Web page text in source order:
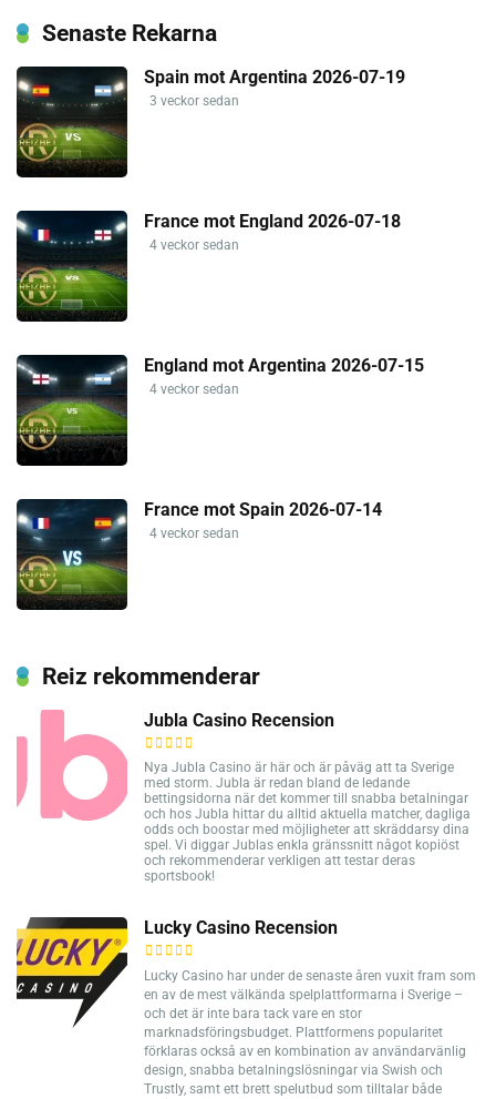
Senaste Rekarna
Spain mot Argentina 2026-07-19
3 veckor sedan
France mot England 2026-07-18
4 veckor sedan
England mot Argentina 2026-07-15
4 veckor sedan
France mot Spain 2026-07-14
4 veckor sedan
Reiz rekommenderar
Jubla Casino Recension
Nya Jubla Casino är här och är påväg att ta Sverige
med storm. Jubla är redan bland de ledande
bettingsidorna när det kommer till snabba betalningar
och hos Jubla hittar du alltid aktuella matcher, dagliga
odds och boostar med möjligheter att skräddarsy dina
spel. Vi diggar Jublas enkla gränssnitt något kopiöst
och rekommenderar verkligen att testar deras
sportsbook!
Lucky Casino Recension
Lucky Casino har under de senaste åren vuxit fram som
en av de mest välkända spelplattformarna i Sverige –
och det är inte bara tack vare en stor
marknadsföringsbudget. Plattformens popularitet
förklaras också av en kombination av användarvänlig
design, snabba betalningslösningar via Swish och
Trustly, samt ett brett spelutbud som tilltalar både